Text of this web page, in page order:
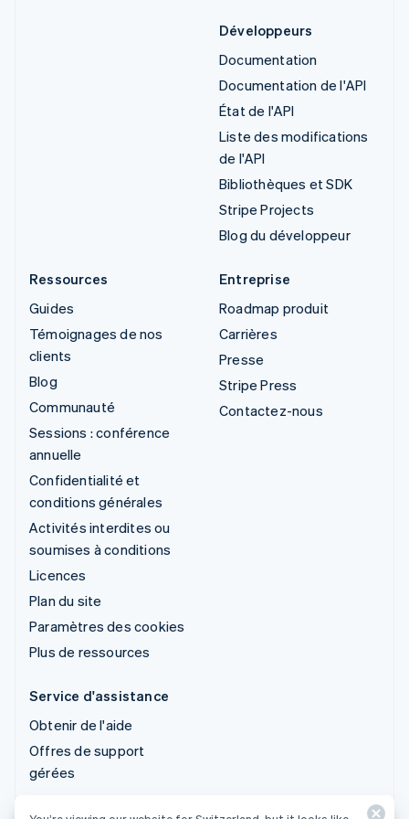
Développeurs
Documentation
Documentation de l'API
État de l'API
Liste des modifications
de l'API
Bibliothèques et SDK
Stripe Projects
Blog du développeur
Ressources
Guides
Témoignages de nos
clients
Blog
Communauté
Sessions : conférence
annuelle
Confidentialité et
conditions générales
Activités interdites ou
soumises à conditions
Licences
Plan du site
Paramètres des cookies
Plus de ressources
Entreprise
Roadmap produit
Carrières
Presse
Stripe Press
Contactez-nous
Service d'assistance
Obtenir de l'aide
Offres de support
gérées